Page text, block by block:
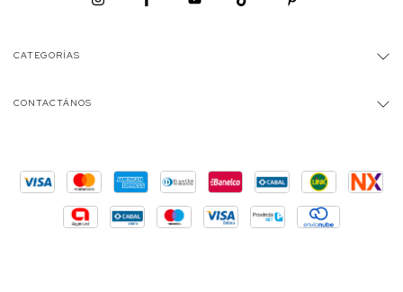
CATEGORÍAS
CONTACTÁNOS